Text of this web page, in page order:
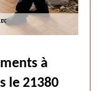
à
le 21380